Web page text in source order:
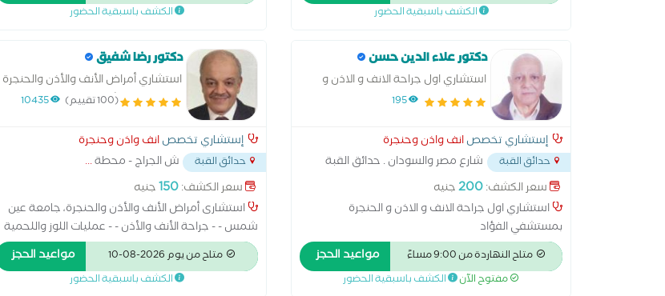
الكشف باسبقية الحضور الكشف باسبقية الحضور
دكتور علاء الدين حسن
استشاري اول جراحة الانف و الاذن و
الحنجرة
195
إستشاري تخصصانف واذن وحنجرة
حدائق القبة
شارع مصر والسودان . حدائق القبة
. محطة مترو الدمرداش... سعر الكشف:200جنيه
استشاري اول جراحة الانف و الاذن و الحنجرة
بمستشفي الفؤاد
متاح النهاردة من 9:00 مساءً مواعيد الحجز
مفتوح الآن الكشف باسبقية الحضور
دكتور رضا شفيق
استشاري أمراض الأنف والأذن والحنجرة
- جامعة عين شمس ماجستير الانف
(100 تقييم) 10435
إستشاري تخصصانف واذن وحنجرة
حدائق القبة ش الجراج - محطة...
سعر الكشف:150جنيه
استشارى أمراض الأنف والأذن والحنجرة، جامعة عين
شمس - - جراحة الأنف والأذن - - عمليات اللوز واللحمية
متاح من يوم 2026-08-10 مواعيد الحجز
الكشف باسبقية الحضور